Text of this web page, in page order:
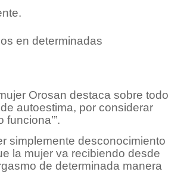
en determinadas
Orosan destaca sobre todo
autoestima, por considerar
simplemente desconocimiento
la mujer va recibiendo desde
de determinada manera